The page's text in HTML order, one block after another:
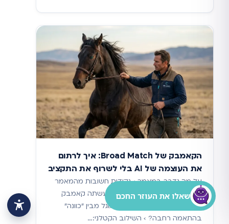
הקאמבק של Broad Match: איך לרתום
את העוצמה של AI בלי לשרוף את התקציב
על מה נדבר במאמר › נקודות חשובות מהמאמר
› מהי התאמה רחבה ולמה היא עשתה קאמבק
מטורף? › איך האלגוריתם של גוגל מבין "כוונה"
בהתאמה רחבה? › השילוב הקטלני:…
שאלו את העוזר החכם